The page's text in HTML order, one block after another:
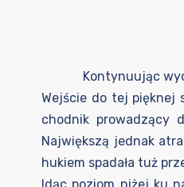
Kontynuując
Wejście do tej pięknej
chodnik prowadzący
Największą jednak
hukiem spadała tuż